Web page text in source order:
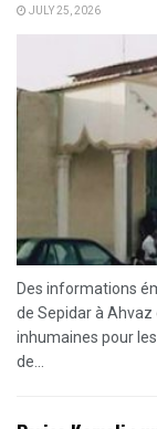
JULY 25, 2026
Des informations
de Sepidar à
inhumaines pour
de...